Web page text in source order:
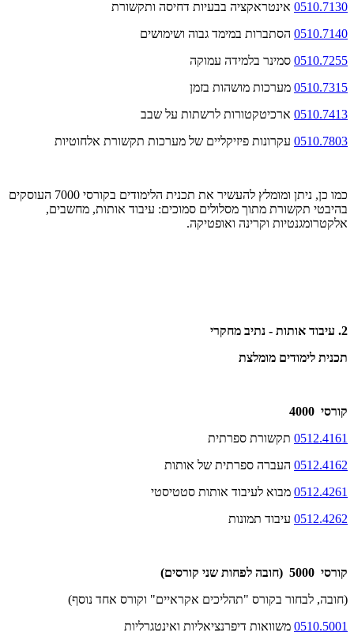
0510.7130 אינטראקציה בבעיות דחיסה ותקשורת
0510.7140 הסתברות במימד גבוה ושימושים
0510.7255 סמינר בלמידה עמוקה
0510.7315 מערכות מושהות בזמן
0510.7413 ארכיטקטורות לרשתות על שבב
0510.7803 עקרונות פיזיקליים של מערכות תקשורת אלחוטיות
כמו כן, ניתן ומומלץ להעשיר את תכנית הלימודים בקורסי 7000 העוסקים
בהיבטי תקשורת מתוך מסלולים סמוכים: עיבוד אותות, מחשבים,
אלקטרומגנטיות וקרינה ואופטיקה.
2. עיבוד אותות - נתיב מחקרי
תכנית לימודים מומלצת
קורסי 4000
0512.4161 תקשורת ספרתית
0512.4162 העברה ספרתית של אותות
0512.4261 מבוא לעיבוד אותות סטטיסטי
0512.4262 עיבוד תמונות
קורסי 5000 (חובה לפחות שני קורסים)
(חובה, לבחור בקורס "תהליכים אקראיים" וקורס אחד נוסף)
0510.5001 משוואות דיפרנציאליות ואינטגרליות